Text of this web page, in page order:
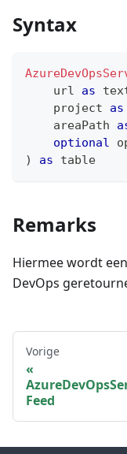
Syntax
    url
as
    project
as
    areaPath
optional
)
as table
Remarks
Hiermee wordt
DevOps
Vorige
Feed